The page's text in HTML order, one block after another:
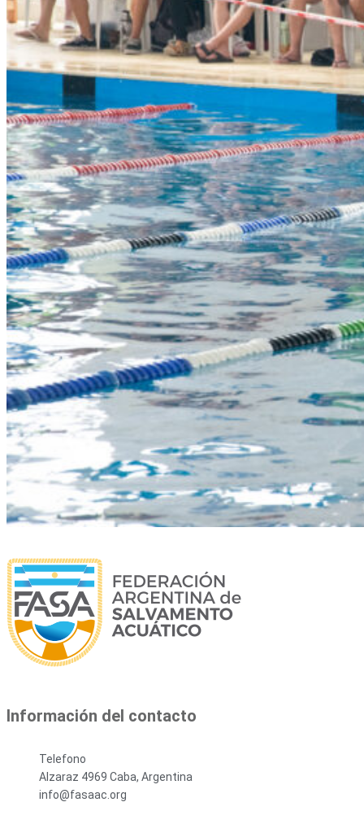
Información del contacto
Telefono
Alzaraz 4969 Caba, Argentina
info@fasaac.org